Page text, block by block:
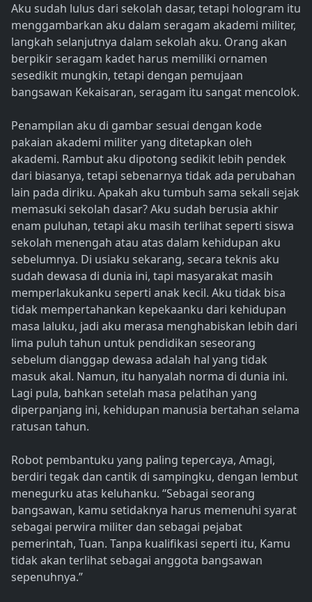
Aku sudah lulus dari sekolah dasar, tetapi hologram itu
menggambarkan aku dalam seragam akademi militer,
langkah selanjutnya dalam sekolah aku. Orang akan
berpikir seragam kadet harus memiliki ornamen
sesedikit mungkin, tetapi dengan pemujaan
bangsawan Kekaisaran, seragam itu sangat mencolok.
Penampilan aku di gambar sesuai dengan kode
pakaian akademi militer yang ditetapkan oleh
akademi. Rambut aku dipotong sedikit lebih pendek
dari biasanya, tetapi sebenarnya tidak ada perubahan
lain pada diriku. Apakah aku tumbuh sama sekali sejak
memasuki sekolah dasar? Aku sudah berusia akhir
enam puluhan, tetapi aku masih terlihat seperti siswa
sekolah menengah atau atas dalam kehidupan aku
sebelumnya. Di usiaku sekarang, secara teknis aku
sudah dewasa di dunia ini, tapi masyarakat masih
memperlakukanku seperti anak kecil. Aku tidak bisa
tidak mempertahankan kepekaanku dari kehidupan
masa laluku, jadi aku merasa menghabiskan lebih dari
lima puluh tahun untuk pendidikan seseorang
sebelum dianggap dewasa adalah hal yang tidak
masuk akal. Namun, itu hanyalah norma di dunia ini.
Lagi pula, bahkan setelah masa pelatihan yang
diperpanjang ini, kehidupan manusia bertahan selama
ratusan tahun.
Robot pembantuku yang paling tepercaya, Amagi,
berdiri tegak dan cantik di sampingku, dengan lembut
menegurku atas keluhanku. “Sebagai seorang
bangsawan, kamu setidaknya harus memenuhi syarat
sebagai perwira militer dan sebagai pejabat
pemerintah, Tuan. Tanpa kualifikasi seperti itu, Kamu
tidak akan terlihat sebagai anggota bangsawan
sepenuhnya.”